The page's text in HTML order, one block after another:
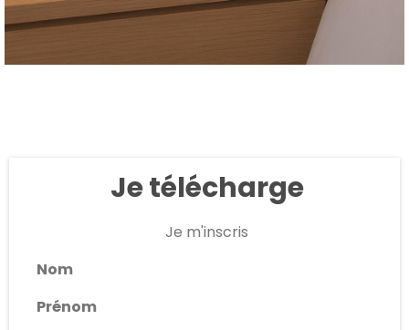
Je télécharge
Je m'inscris
Nom
Prénom